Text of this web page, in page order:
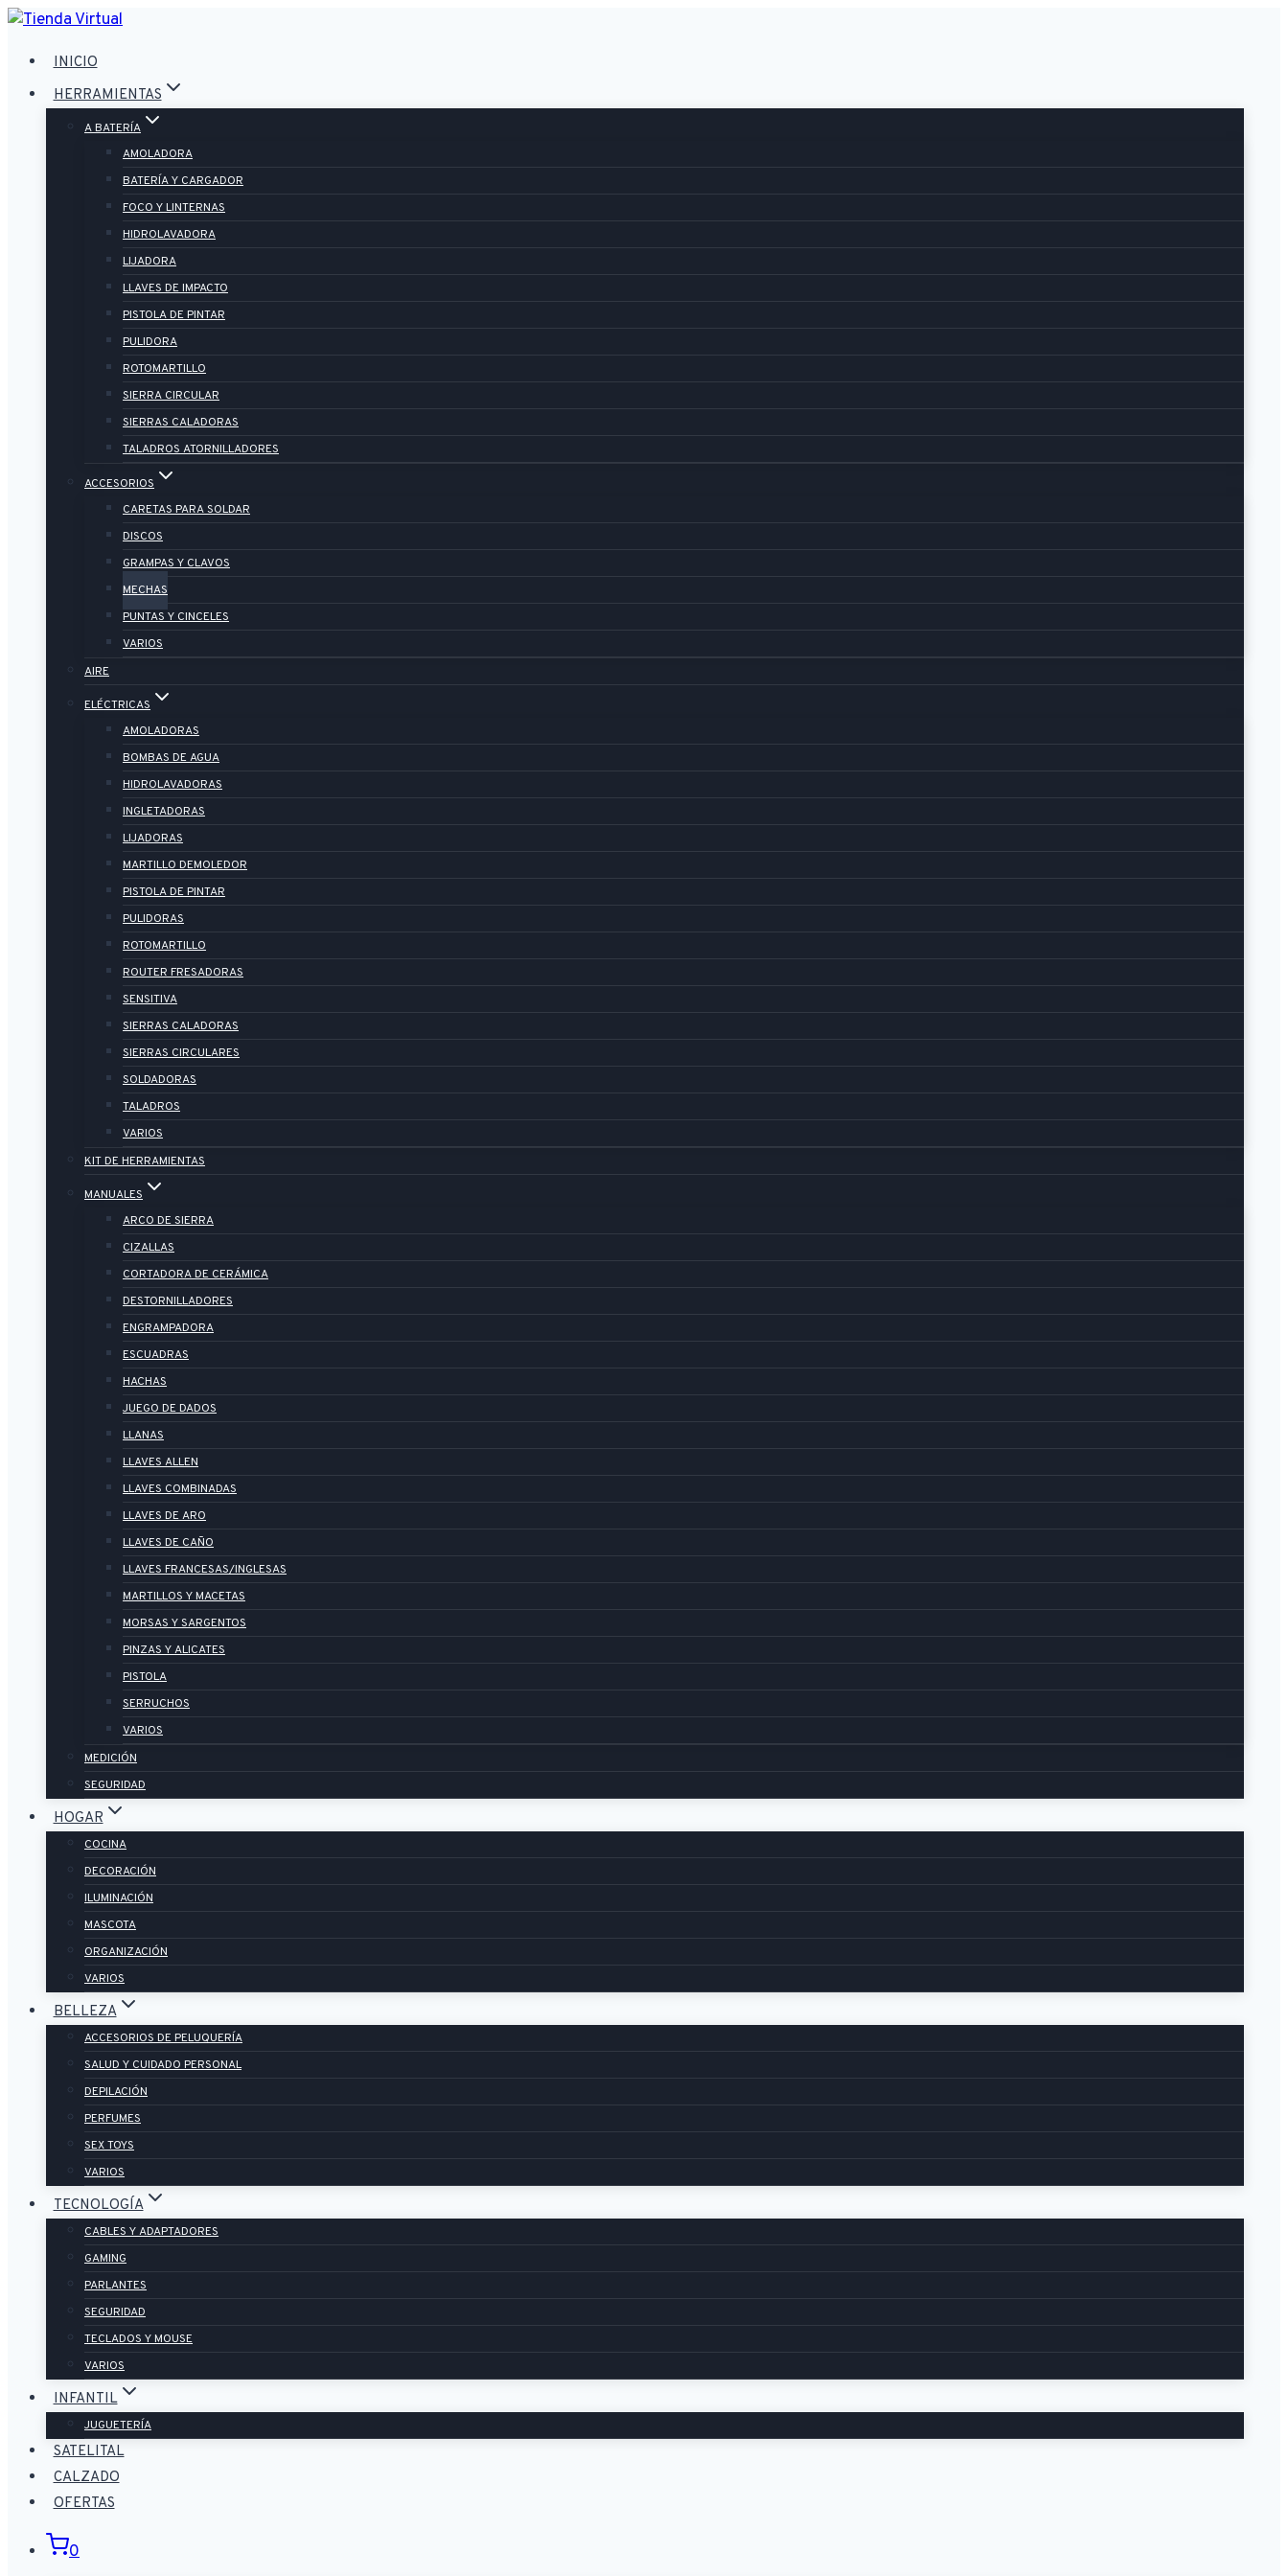
Saltar
contenido
INICIO
HERRAMIENTAS
A BATERÍA
AMOLADORA
BATERÍA Y CARGADOR
FOCO Y LINTERNAS
HIDROLAVADORA
LIJADORA
LLAVES DE IMPACTO
PISTOLA DE PINTAR
PULIDORA
ROTOMARTILLO
SIERRA CIRCULAR
SIERRAS CALADORAS
TALADROS ATORNILLADORES
ACCESORIOS
CARETAS PARA SOLDAR
DISCOS
GRAMPAS Y CLAVOS
MECHAS
PUNTAS Y CINCELES
VARIOS
AIRE
ELÉCTRICAS
AMOLADORAS
BOMBAS DE AGUA
HIDROLAVADORAS
INGLETADORAS
LIJADORAS
MARTILLO DEMOLEDOR
PISTOLA DE PINTAR
PULIDORAS
ROTOMARTILLO
ROUTER FRESADORAS
SENSITIVA
SIERRAS CALADORAS
SIERRAS CIRCULARES
SOLDADORAS
TALADROS
VARIOS
KIT DE HERRAMIENTAS
MANUALES
ARCO DE SIERRA
CIZALLAS
CORTADORA DE CERÁMICA
DESTORNILLADORES
ENGRAMPADORA
ESCUADRAS
HACHAS
JUEGO DE DADOS
LLANAS
LLAVES ALLEN
LLAVES COMBINADAS
LLAVES DE ARO
LLAVES DE CAÑO
LLAVES FRANCESAS/INGLESAS
MARTILLOS Y MACETAS
MORSAS Y SARGENTOS
PINZAS Y ALICATES
PISTOLA
SERRUCHOS
VARIOS
MEDICIÓN
SEGURIDAD
HOGAR
COCINA
DECORACIÓN
ILUMINACIÓN
MASCOTA
ORGANIZACIÓN
VARIOS
BELLEZA
ACCESORIOS DE PELUQUERÍA
SALUD Y CUIDADO PERSONAL
DEPILACIÓN
PERFUMES
SEX TOYS
VARIOS
TECNOLOGÍA
CABLES Y ADAPTADORES
GAMING
PARLANTES
SEGURIDAD
TECLADOS Y MOUSE
VARIOS
INFANTIL
JUGUETERÍA
SATELITAL
CALZADO
OFERTAS
0